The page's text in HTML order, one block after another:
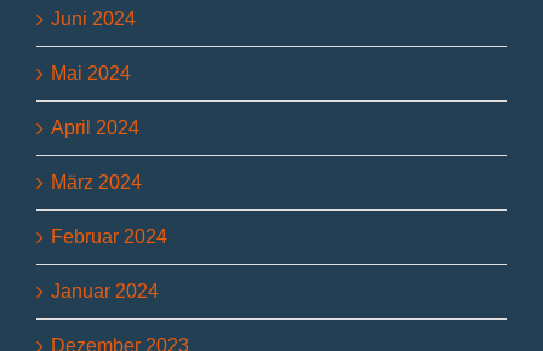
Juni 2024
Mai 2024
April 2024
März 2024
Februar 2024
Januar 2024
Dezember 2023